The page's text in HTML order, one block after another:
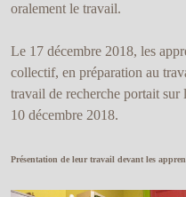
oralement le travail.
Le 17 décembre 2018, les
collectif, en préparation au
travail de recherche portait
10 décembre 2018.
Présentation de leur travail devant les